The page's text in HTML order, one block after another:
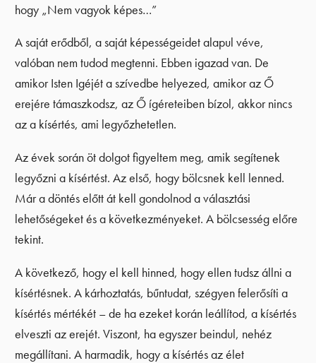
hogy „Nem vagyok képes…”
A saját erődből, a saját képességeidet alapul véve,
valóban nem tudod megtenni. Ebben igazad van. De
amikor Isten Igéjét a szívedbe helyezed, amikor az Ő
erejére támaszkodsz, az Ő ígéreteiben bízol, akkor nincs
az a kísértés, ami legyőzhetetlen.
Az évek során öt dolgot figyeltem meg, amik segítenek
legyőzni a kísértést. Az első, hogy bölcsnek kell lenned.
Már a döntés előtt át kell gondolnod a választási
lehetőségeket és a következményeket. A bölcsesség előre
tekint.
A következő, hogy el kell hinned, hogy ellen tudsz állni a
kísértésnek. A kárhoztatás, bűntudat, szégyen felerősíti a
kísértés mértékét – de ha ezeket korán leállítod, a kísértés
elveszti az erejét. Viszont, ha egyszer beindul, nehéz
megállítani. A harmadik, hogy a kísértés az élet